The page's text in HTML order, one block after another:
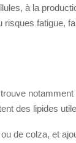
à la
fatigue,
notamment
des lipides
de colza, et